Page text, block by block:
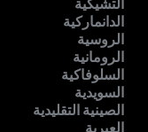
التشيكية
الدانماركية
الروسية
الرومانية
السلوفاكية
السويدية
الصينية التقليدية
العبرية